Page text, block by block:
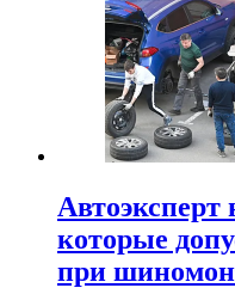
Автоэксперт
которые
при